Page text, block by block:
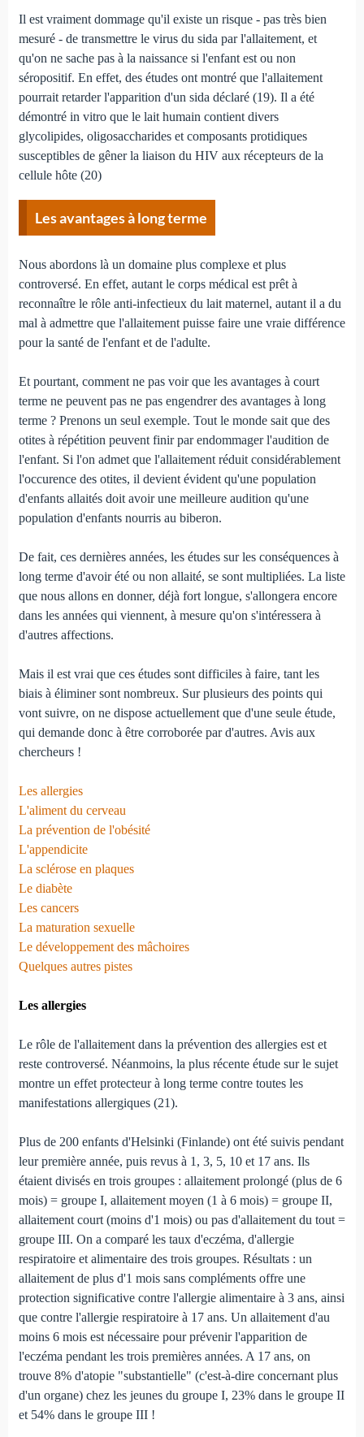
Il est vraiment dommage qu'il existe un risque - pas très bien
mesuré - de transmettre le virus du sida par l'allaitement, et
qu'on ne sache pas à la naissance si l'enfant est ou non
séropositif. En effet, des études ont montré que l'allaitement
pourrait retarder l'apparition d'un sida déclaré (19). Il a été
démontré in vitro que le lait humain contient divers
glycolipides, oligosaccharides et composants protidiques
susceptibles de gêner la liaison du HIV aux récepteurs de la
cellule hôte (20)
Les avantages à long terme
Nous abordons là un domaine plus complexe et plus
controversé. En effet, autant le corps médical est prêt à
reconnaître le rôle anti-infectieux du lait maternel, autant il a du
mal à admettre que l'allaitement puisse faire une vraie différence
pour la santé de l'enfant et de l'adulte.
Et pourtant, comment ne pas voir que les avantages à court
terme ne peuvent pas ne pas engendrer des avantages à long
terme ? Prenons un seul exemple. Tout le monde sait que des
otites à répétition peuvent finir par endommager l'audition de
l'enfant. Si l'on admet que l'allaitement réduit considérablement
l'occurence des otites, il devient évident qu'une population
d'enfants allaités doit avoir une meilleure audition qu'une
population d'enfants nourris au biberon.
De fait, ces dernières années, les études sur les conséquences à
long terme d'avoir été ou non allaité, se sont multipliées. La liste
que nous allons en donner, déjà fort longue, s'allongera encore
dans les années qui viennent, à mesure qu'on s'intéressera à
d'autres affections.
Mais il est vrai que ces études sont difficiles à faire, tant les
biais à éliminer sont nombreux. Sur plusieurs des points qui
vont suivre, on ne dispose actuellement que d'une seule étude,
qui demande donc à être corroborée par d'autres. Avis aux
chercheurs !
Les allergies
L'aliment du cerveau
La prévention de l'obésité
L'appendicite
La sclérose en plaques
Le diabète
Les cancers
La maturation sexuelle
Le développement des mâchoires
Quelques autres pistes
Les allergies
Le rôle de l'allaitement dans la prévention des allergies est et
reste controversé. Néanmoins, la plus récente étude sur le sujet
montre un effet protecteur à long terme contre toutes les
manifestations allergiques (21).
Plus de 200 enfants d'Helsinki (Finlande) ont été suivis pendant
leur première année, puis revus à 1, 3, 5, 10 et 17 ans. Ils
étaient divisés en trois groupes : allaitement prolongé (plus de 6
mois) = groupe I, allaitement moyen (1 à 6 mois) = groupe II,
allaitement court (moins d'1 mois) ou pas d'allaitement du tout =
groupe III. On a comparé les taux d'eczéma, d'allergie
respiratoire et alimentaire des trois groupes. Résultats : un
allaitement de plus d'1 mois sans compléments offre une
protection significative contre l'allergie alimentaire à 3 ans, ainsi
que contre l'allergie respiratoire à 17 ans. Un allaitement d'au
moins 6 mois est nécessaire pour prévenir l'apparition de
l'eczéma pendant les trois premières années. A 17 ans, on
trouve 8% d'atopie "substantielle" (c'est-à-dire concernant plus
d'un organe) chez les jeunes du groupe I, 23% dans le groupe II
et 54% dans le groupe III !